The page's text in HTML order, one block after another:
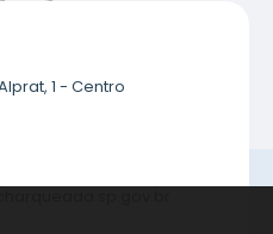
1 - Centro